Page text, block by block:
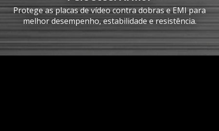
Protege as placas de vídeo contra dobras e EMI para
melhor desempenho, estabilidade e resistência.